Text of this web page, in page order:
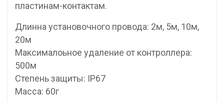
пластинам-контактам.
Длинна установочного провода: 2м, 5м, 10м,
20м
Максималоьное удаление от контроллера:
500м
Степень защиты: IP67
Масса: 60г